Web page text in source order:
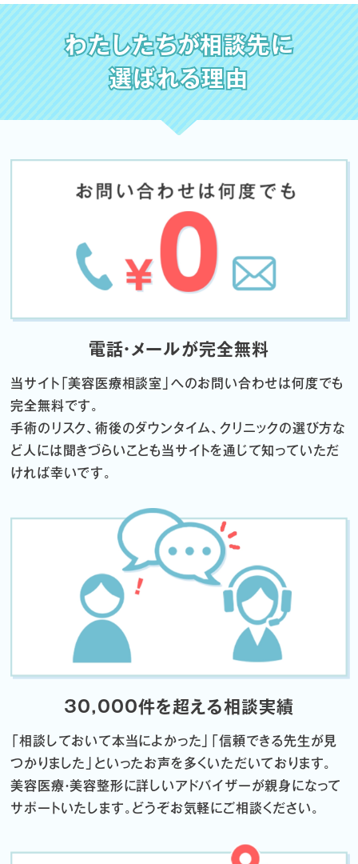
わたしたちが相談先に
選ばれる理由
電話・メールが完全無料
当サイト「美容医療相談室」へのお問い合わせは何度でも
完全無料です。
手術のリスク、術後のダウンタイム、クリニックの選び方な
ど 人には聞きづらいことも当サイトを通じて知っていただ
ければ幸いです。
30,000件を超える相談実績
「相談しておいて本当によかった」「信頼できる先生が見
つかりました」 といったお声を多くいただいております。
美容医療・美容整形に詳しいアドバイザーが親身になって
サポートいたします。 どうぞお気軽にご相談ください。